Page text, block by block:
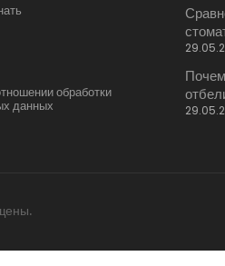
обработки
данных